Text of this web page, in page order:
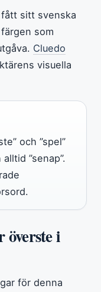
sitt svenska
som
Cluedo
visuella
och ”spel”
”senap”.
i
för denna